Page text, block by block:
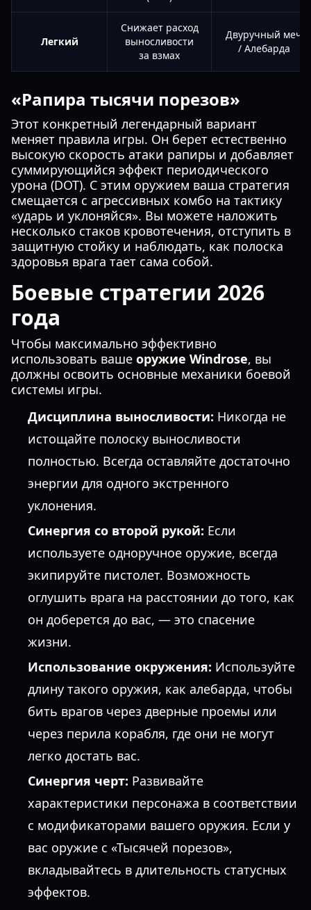
Легкий
Снижает расход
выносливости
за взмах
Двуручный меч
/ Алебарда
«Рапира тысячи порезов»
Этот конкретный легендарный вариант
меняет правила игры. Он берет естественно
высокую скорость атаки рапиры и добавляет
суммирующийся эффект периодического
урона (DOT). С этим оружием ваша стратегия
смещается с агрессивных комбо на тактику
«ударь и уклоняйся». Вы можете наложить
несколько стаков кровотечения, отступить в
защитную стойку и наблюдать, как полоска
здоровья врага тает сама собой.
Боевые стратегии 2026
года
Чтобы максимально эффективно
использовать ваше оружие Windrose, вы
должны освоить основные механики боевой
системы игры.
Дисциплина выносливости: Никогда не
истощайте полоску выносливости
полностью. Всегда оставляйте достаточно
энергии для одного экстренного
уклонения.
Синергия со второй рукой: Если
используете одноручное оружие, всегда
экипируйте пистолет. Возможность
оглушить врага на расстоянии до того, как
он доберется до вас, — это спасение
жизни.
Использование окружения: Используйте
длину такого оружия, как алебарда, чтобы
бить врагов через дверные проемы или
через перила корабля, где они не могут
легко достать вас.
Синергия черт: Развивайте
характеристики персонажа в соответствии
с модификаторами вашего оружия. Если у
вас оружие с «Тысячей порезов»,
вкладывайтесь в длительность статусных
эффектов.